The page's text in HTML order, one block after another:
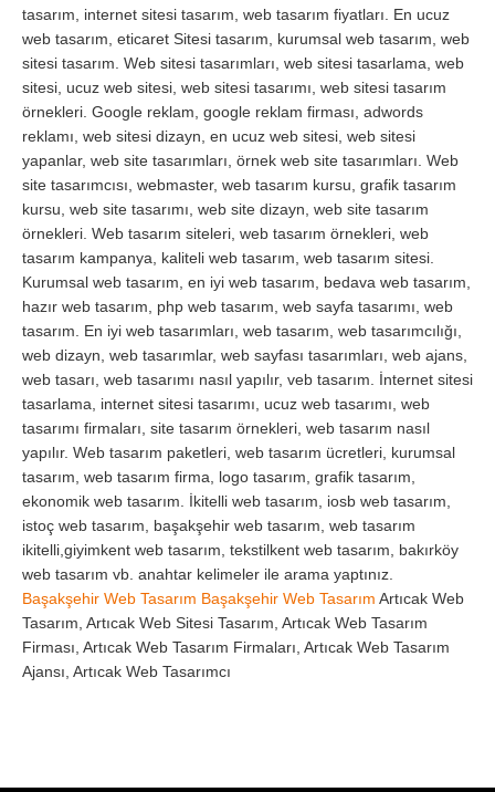
tasarım, internet sitesi tasarım, web tasarım fiyatları. En ucuz
web tasarım, eticaret Sitesi tasarım, kurumsal web tasarım, web
sitesi tasarım. Web sitesi tasarımları, web sitesi tasarlama, web
sitesi, ucuz web sitesi, web sitesi tasarımı, web sitesi tasarım
örnekleri. Google reklam, google reklam firması, adwords
reklamı, web sitesi dizayn, en ucuz web sitesi, web sitesi
yapanlar, web site tasarımları, örnek web site tasarımları. Web
site tasarımcısı, webmaster, web tasarım kursu, grafik tasarım
kursu, web site tasarımı, web site dizayn, web site tasarım
örnekleri. Web tasarım siteleri, web tasarım örnekleri, web
tasarım kampanya, kaliteli web tasarım, web tasarım sitesi.
Kurumsal web tasarım, en iyi web tasarım, bedava web tasarım,
hazır web tasarım, php web tasarım, web sayfa tasarımı, web
tasarım. En iyi web tasarımları, web tasarım, web tasarımcılığı,
web dizayn, web tasarımlar, web sayfası tasarımları, web ajans,
web tasarı, web tasarımı nasıl yapılır, veb tasarım. İnternet sitesi
tasarlama, internet sitesi tasarımı, ucuz web tasarımı, web
tasarımı firmaları, site tasarım örnekleri, web tasarım nasıl
yapılır. Web tasarım paketleri, web tasarım ücretleri, kurumsal
tasarım, web tasarım firma, logo tasarım, grafik tasarım,
ekonomik web tasarım. İkitelli web tasarım, iosb web tasarım,
istoç web tasarım, başakşehir web tasarım, web tasarım
ikitelli,giyimkent web tasarım, tekstilkent web tasarım, bakırköy
web tasarım vb. anahtar kelimeler ile arama yaptınız.
Başakşehir Web Tasarım Başakşehir Web Tasarım Artıcak Web
Tasarım, Artıcak Web Sitesi Tasarım, Artıcak Web Tasarım
Firması, Artıcak Web Tasarım Firmaları, Artıcak Web Tasarım
Ajansı, Artıcak Web Tasarımcı